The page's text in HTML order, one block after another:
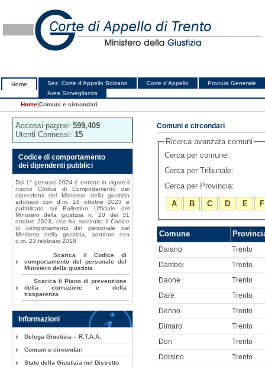
Home Sez. Corte d'Appello Bolzano Corte d'Appello
Procura Generale
Area Sorveglianza
Home|Comuni e circondari
Comuni e circondari
Ricerca avanzata comuni
Cerca per comune:
Cerca per Tribunale:
Cerca per Provincia:
A
B C D E F
Comune
Daiano Trento
Dambel Trento
Daone Trento
Darè Trento
Denno Trento
Dimaro Trento
Don Trento
Dorsino Trento
Accessi pagine: 599,409
Utenti Connessi: 15
Codice di comportamento
dei dipendenti pubblici
Dal 1° gennaio 2024 è entrato in vigore il
nuovo Codice di Comportamento dei
dipendenti del Ministero della giustizia
adottato con d.m. 18 ottobre 2023 e
pubblicato sul Bollettino Ufficiale del
Ministero della giustizia n. 20 del 31
ottobre 2023, che ha sostituito il Codice
di comportamento del personale del
Ministero della giustizia, adottato con
d.m. 23 febbraio 2018
Scarica il Codice di
comportamento del personale del
Ministero della giustizia
Scarica il Piano di prevenzione
della corruzione e della
trasparenza
Informazioni
Delega Giustizia – R.T.A.A.
Comuni e circondari
Stato della Giustizia nel Distretto